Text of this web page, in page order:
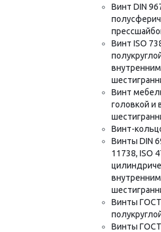
Винт DIN
Винт ISO
внутренним
Винт
головкой и
Винт-
Винты DIN
11738, ISO
внутренним
Винты
Винты